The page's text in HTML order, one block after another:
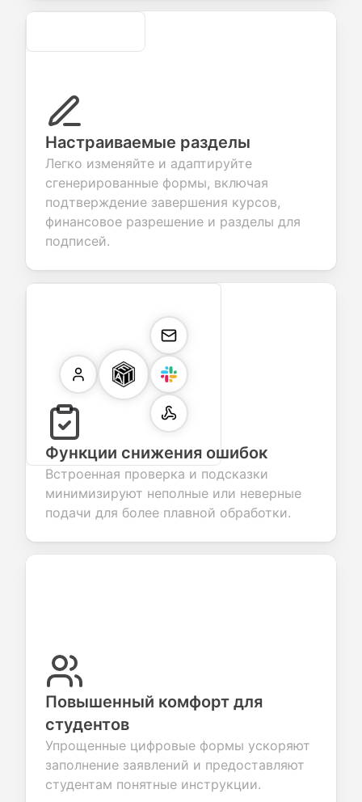
Secure
Настраиваемые разделы
Легко изменяйте и адаптируйте
сгенерированные формы, включая
подтверждение завершения курсов,
финансовое разрешение и разделы для
подписей.
Функции снижения ошибок
Встроенная проверка и подсказки
минимизируют неполные или неверные
подачи для более плавной обработки.
Повышенный комфорт для
студентов
Упрощенные цифровые формы ускоряют
заполнение заявлений и предоставляют
студентам понятные инструкции.